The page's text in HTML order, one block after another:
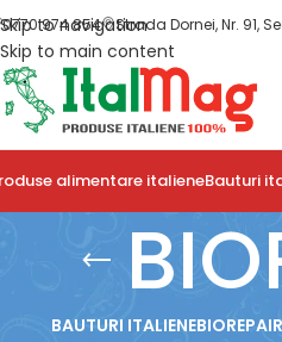
Skip to navigation
Skip to main content
0770 974 854 Strada Dornei, Nr. 91,
alimentare italieneBauturi
BAUTURI ITALIENEBIOREPAIR